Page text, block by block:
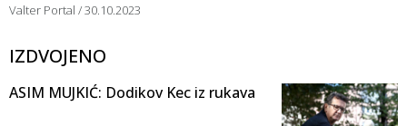
Valter Portal 30.10.2023
IZDVOJENO
ASIM MUJKIĆ: Dodikov Kec iz rukava